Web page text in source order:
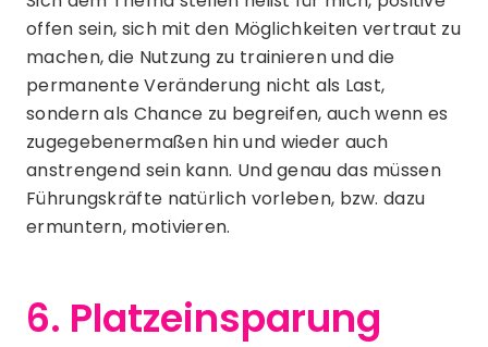
offen sein, sich mit den Möglichkeiten vertraut zu
machen, die Nutzung zu trainieren und die
permanente Veränderung nicht als Last,
sondern als Chance zu begreifen, auch wenn es
zugegebenermaßen hin und wieder auch
anstrengend sein kann. Und genau das müssen
Führungskräfte natürlich vorleben, bzw. dazu
ermuntern, motivieren.
6. Platzeinsparung